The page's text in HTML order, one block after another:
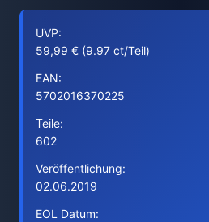
UVP:
59,99 € (9.97 ct/Teil)
EAN:
5702016370225
Teile:
602
Veröffentlichung:
02.06.2019
EOL Datum: